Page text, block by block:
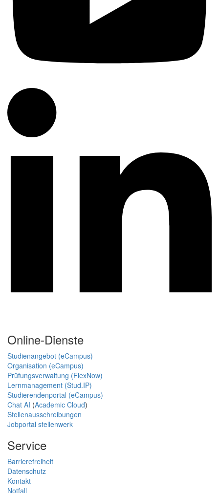
Online-Dienste
Studienangebot (eCampus)
Organisation (eCampus)
Prüfungsverwaltung (FlexNow)
Lernmanagement (Stud.IP)
Studierendenportal (eCampus)
Chat AI (Academic Cloud)
Stellenausschreibungen
Jobportal stellenwerk
Service
Barrierefreiheit
Datenschutz
Kontakt
Notfall